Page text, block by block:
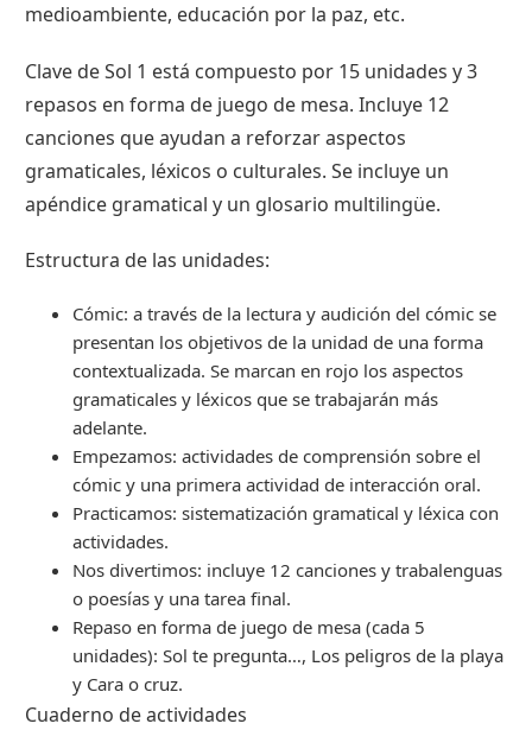
medioambiente, educación por la paz, etc.
Clave de Sol 1 está compuesto por 15 unidades y 3
repasos en forma de juego de mesa. Incluye 12
canciones que ayudan a reforzar aspectos
gramaticales, léxicos o culturales. Se incluye un
apéndice gramatical y un glosario multilingüe.
Estructura de las unidades:
Cómic: a través de la lectura y audición del cómic se
presentan los objetivos de la unidad de una forma
contextualizada. Se marcan en rojo los aspectos
gramaticales y léxicos que se trabajarán más
adelante.
Empezamos: actividades de comprensión sobre el
cómic y una primera actividad de interacción oral.
Practicamos: sistematización gramatical y léxica con
actividades.
Nos divertimos: incluye 12 canciones y trabalenguas
o poesías y una tarea final.
Repaso en forma de juego de mesa (cada 5
unidades): Sol te pregunta…, Los peligros de la playa
y Cara o cruz.
Cuaderno de actividades